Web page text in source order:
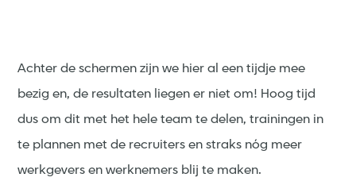
Achter de schermen zijn we hier al een tijdje mee
bezig en, de resultaten liegen er niet om! Hoog tijd
dus om dit met het hele team te delen, trainingen in
te plannen met de recruiters en straks nóg meer
werkgevers en werknemers blij te maken.